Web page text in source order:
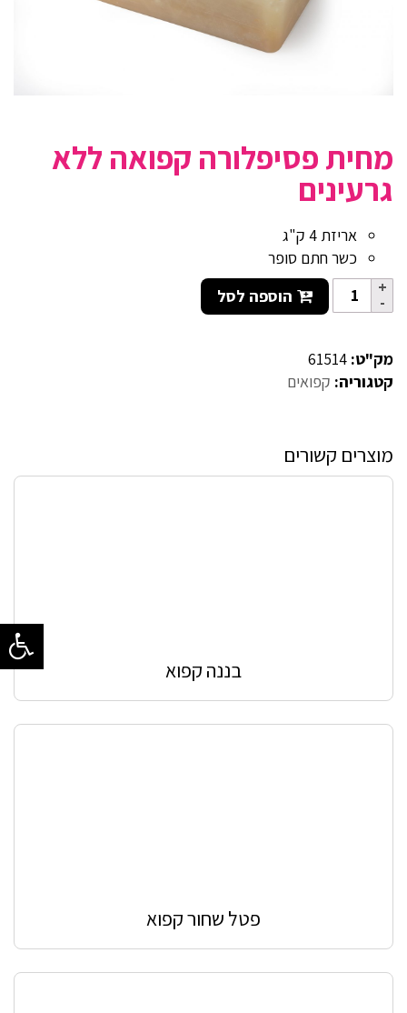
מחית פסיפלורה קפואה ללא
גרעינים
אריזת 4 ק"ג
כשר חתם סופר
הוספה לסל
מק"ט: 61514
קטגוריה: קפואים
מוצרים קשורים
בננה קפוא
פטל שחור קפוא